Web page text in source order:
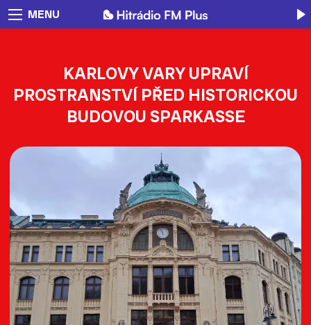
MENU
KARLOVY VARY UPRAVÍ
PROSTRANSTVÍ PŘED HISTORICKOU
BUDOVOU SPARKASSE